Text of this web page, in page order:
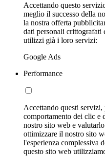
Accettando questo
meglio il successo della
la nostra offerta
dati personali crittografati
utilizzi già i loro servizi:
Google Ads
Performance
Accettando questi
comportamento dei clic e
nostro sito web e
ottimizzare il nostro sito
l'esperienza complessiva
questo sito web